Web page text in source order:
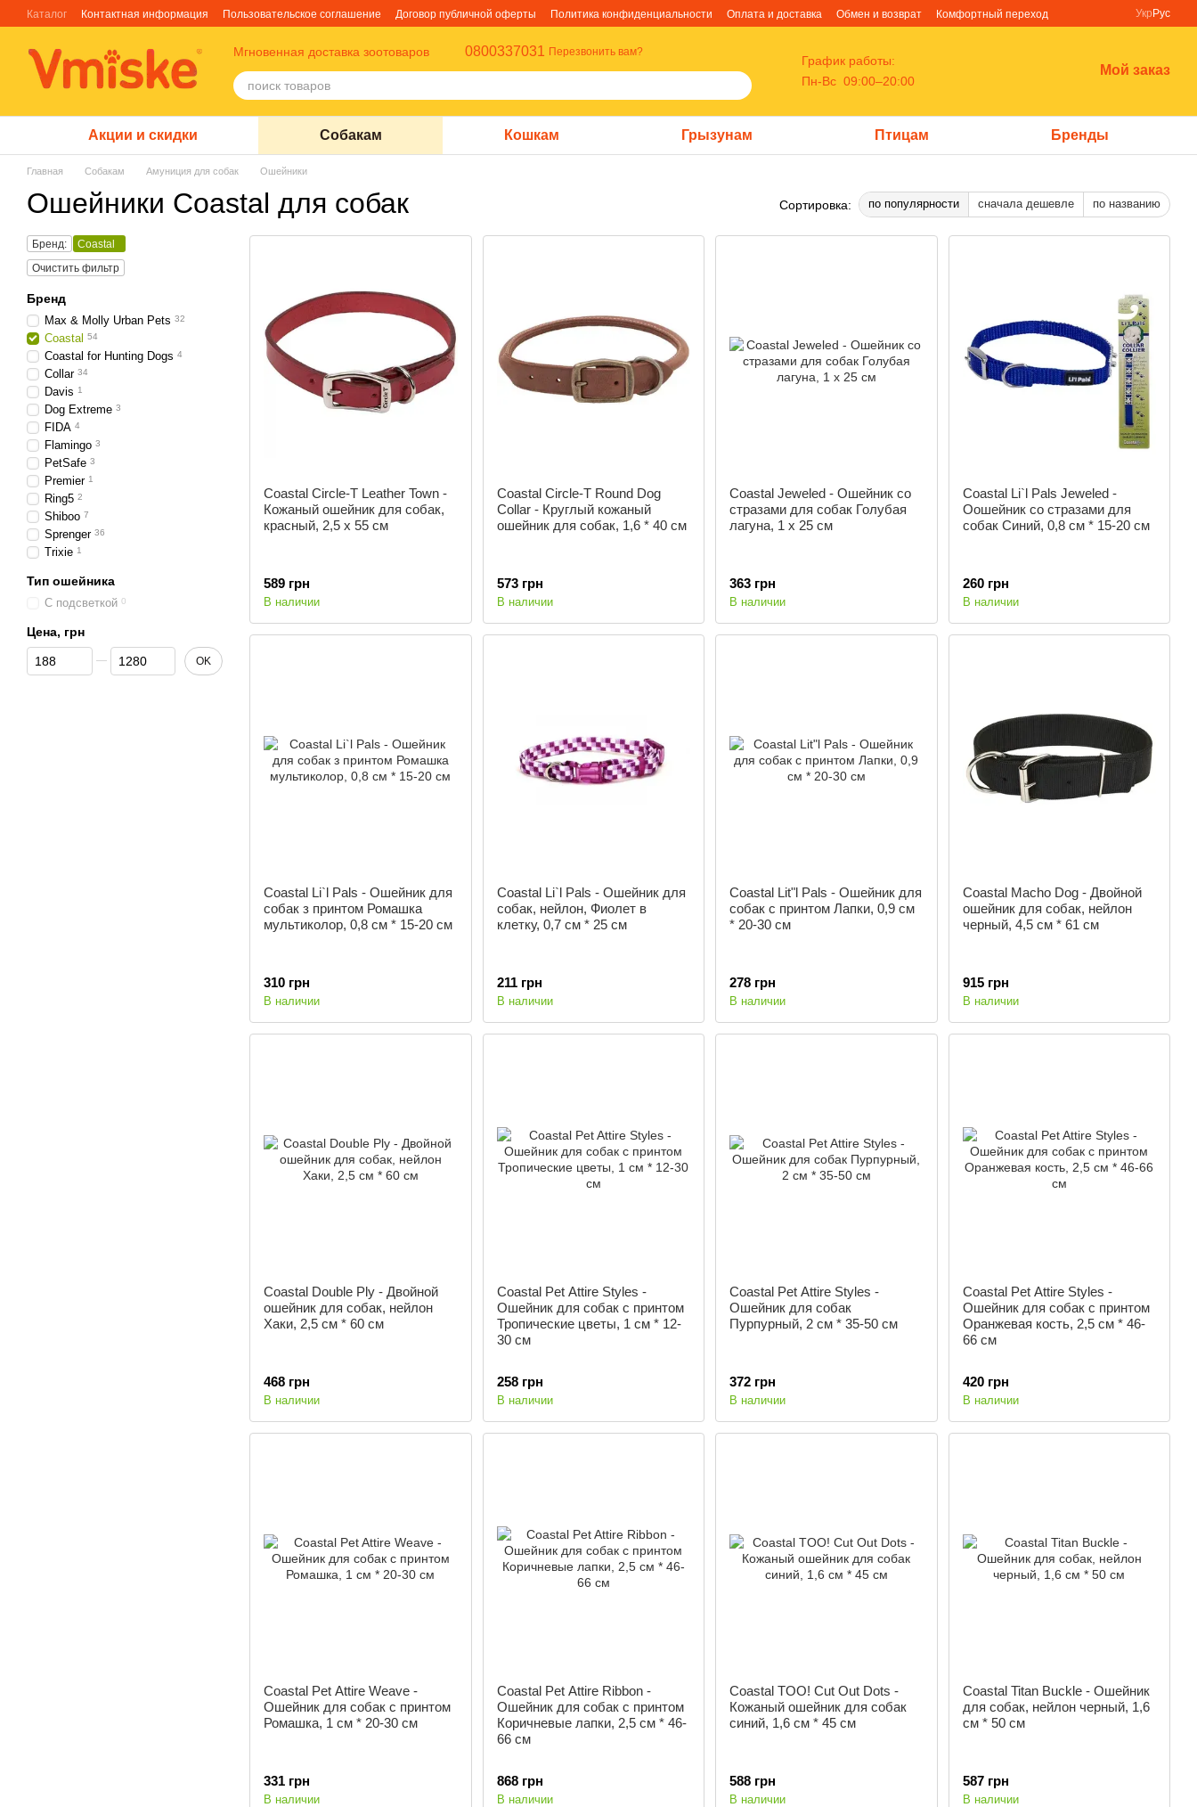
Перейти к основному контенту
Каталог Контактная информация Пользовательское соглашение Договор публичной оферты Политика конфиденциальности Оплата и доставка Обмен и возврат
Комфортный переход
Укр Рус
Мгновенная доставка зоотоваров 0800337031 Перезвонить вам?
График работы:
Пн-Вс 09:00–20:00
Мой заказ
Акции и скидки Собакам Кошкам Грызунам Птицам Бренды
Главная Собакам Амуниция для собак Ошейники
Ошейники Coastal для собак Сортировка: по популярности сначала дешевле по названию
Coastal Circle-T Leather Town -
Кожаный ошейник для собак,
красный, 2,5 х 55 см
589 грн
В наличии
Coastal Circle-T Round Dog
Collar - Круглый кожаный
ошейник для собак, 1,6 * 40 см
573 грн
В наличии
Coastal Jeweled - Ошейник со
стразами для собак Голубая
лагуна, 1 x 25 см
363 грн
В наличии
Coastal Li`l Pals Jeweled -
Оошейник со стразами для
собак Cиний, 0,8 см * 15-20 см
260 грн
В наличии
Coastal Li`l Pals - Ошейник для
собак з принтом Ромашка
мультиколор, 0,8 см * 15-20 см
310 грн
В наличии
Coastal Li`l Pals - Ошейник для
собак, нейлон, Фиолет в
клетку, 0,7 см * 25 см
211 грн
В наличии
Coastal Lit"l Pals - Ошейник для
собак с принтом Лапки, 0,9 см
* 20-30 см
278 грн
В наличии
Coastal Macho Dog - Двойной
ошейник для собак, нейлон
черный, 4,5 см * 61 см
915 грн
В наличии
Coastal Double Ply - Двойной
ошейник для собак, нейлон
Хаки, 2,5 см * 60 см
468 грн
В наличии
Coastal Pet Attire Styles -
Ошейник для собак с принтом
Тропические цветы, 1 см * 12-
30 см
258 грн
В наличии
Coastal Pet Attire Styles -
Ошейник для собак
Пурпурный, 2 см * 35-50 см
372 грн
В наличии
Coastal Pet Attire Styles -
Ошейник для собак с принтом
Оранжевая кость, 2,5 см * 46-
66 см
420 грн
В наличии
Coastal Pet Attire Weave -
Ошейник для собак с принтом
Ромашка, 1 см * 20-30 см
331 грн
В наличии
Coastal Pet Attire Ribbon -
Ошейник для собак с принтом
Коричневые лапки, 2,5 см * 46-
66 см
868 грн
В наличии
Coastal TOO! Cut Out Dots -
Кожаный ошейник для собак
синий, 1,6 см * 45 см
588 грн
В наличии
Coastal Titan Buckle - Ошейник
для собак, нейлон черный, 1,6
см * 50 см
587 грн
В наличии
Бренд:
Coastal
Очистить фильтр
Бренд
Max & Molly Urban Pets 32
Coastal 54
Coastal for Hunting Dogs 4
Collar 34
Davis 1
Dog Extreme 3
FIDA 4
Flamingo 3
PetSafe 3
Premier 1
Ring5 2
Shiboo 7
Sprenger 36
Trixie 1
Тип ошейника
С подсветкой 0
Цена, грн
От Цена, грн
До Цена, грн OK